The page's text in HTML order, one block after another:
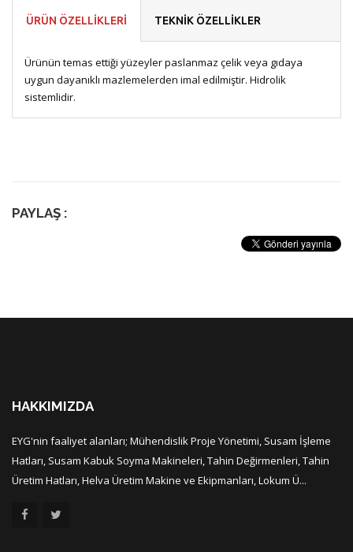
ÜRÜN ÖZELLİKLERİ TEKNİK ÖZELLİKLER
Ürünün temas ettiği yüzeyler paslanmaz çelik veya gıdaya
uygun dayanıklı mazlemelerden imal edilmiştir. Hidrolik
sistemlidir.
PAYLAŞ :
HAKKIMIZDA
EYG'nin faaliyet alanları; Mühendislik Proje Yönetimi, Susam İşleme
Hatları, Susam Kabuk Soyma Makineleri, Tahin Değirmenleri, Tahin
Üretim Hatları, Helva Üretim Makine ve Ekipmanları, Lokum Ü...